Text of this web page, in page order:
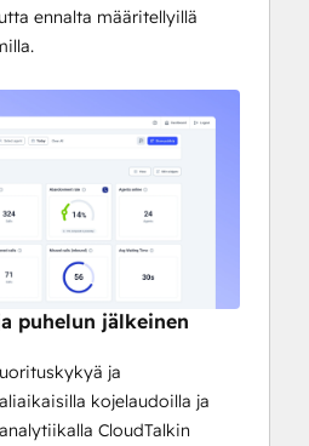
ennalta määritellyillä
puhelun jälkeinen
ja
kojelaudoilla ja
CloudTalkin